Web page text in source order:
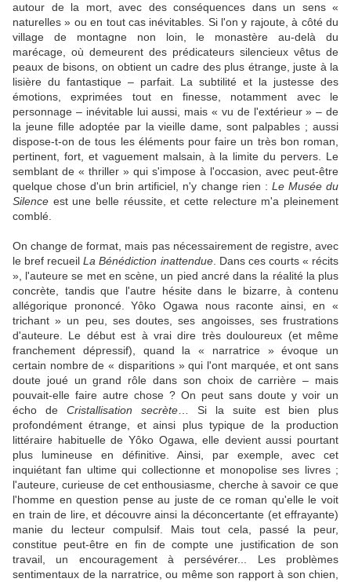
autour de la mort, avec des conséquences dans un sens «
naturelles » ou en tout cas inévitables. Si l'on y rajoute, à côté du
village de montagne non loin, le monastère au-delà du
marécage, où demeurent des prédicateurs silencieux vêtus de
peaux de bisons, on obtient un cadre des plus étrange, juste à la
lisière du fantastique – parfait. La subtilité et la justesse des
émotions, exprimées tout en finesse, notamment avec le
personnage – inévitable lui aussi, mais « vu de l'extérieur » – de
la jeune fille adoptée par la vieille dame, sont palpables ; aussi
dispose-t-on de tous les éléments pour faire un très bon roman,
pertinent, fort, et vaguement malsain, à la limite du pervers. Le
semblant de « thriller » qui s'impose à l'occasion, avec peut-être
quelque chose d'un brin artificiel, n'y change rien : Le Musée du
Silence est une belle réussite, et cette relecture m'a pleinement
comblé.
On change de format, mais pas nécessairement de registre, avec
le bref recueilLa Bénédiction inattendue. Dans ces courts « récits
», l'auteure se met en scène, un pied ancré dans la réalité la plus
concrète, tandis que l'autre hésite dans le bizarre, à contenu
allégorique prononcé. Yôko Ogawa nous raconte ainsi, en «
trichant » un peu, ses doutes, ses angoisses, ses frustrations
d'auteure. Le début est à vrai dire très douloureux (et même
franchement dépressif), quand la « narratrice » évoque un
certain nombre de « disparitions » qui l'ont marquée, et ont sans
doute joué un grand rôle dans son choix de carrière – mais
pouvait-elle faire autre chose ? On peut sans doute y voir un
écho de Cristallisation secrète … Si la suite est bien plus
profondément étrange, et ainsi plus typique de la production
littéraire habituelle de Yôko Ogawa, elle devient aussi pourtant
plus lumineuse en définitive. Ainsi, par exemple, avec cet
inquiétant fan ultime qui collectionne et monopolise ses livres ;
l'auteure, curieuse de cet enthousiasme, cherche à savoir ce que
l'homme en question pense au juste de ce roman qu'elle le voit
en train de lire, et découvre ainsi la déconcertante (et effrayante)
manie du lecteur compulsif. Mais tout cela, passé la peur,
constitue peut-être en fin de compte une justification de son
travail, un encouragement à persévérer... Les problèmes
sentimentaux de la narratrice, ou même son rapport à son chien,